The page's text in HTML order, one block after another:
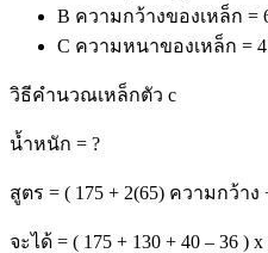
B ความกว้างของเหล็ก =
C ความหนาของเหล็ก =
วิธีคำนวณเหล็กตัว c
น้ำหนัก = ?
สูตร = ( 175 + 2(65) ความกว้าง
จะได้ = ( 175 + 130 + 40 – 36 ) x